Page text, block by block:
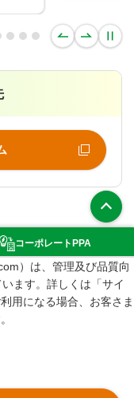
）は、管理及び品質向
ます。詳しくは「サイ
用になる場合、お客さま
）
コーポレート PPA